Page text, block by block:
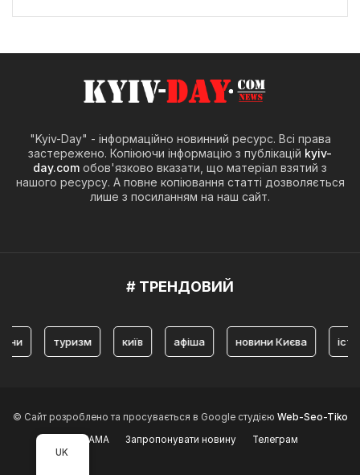
"Kyiv-Day" - інформаційно новинний ресурс. Всі права
застережено. Копіюючи інформацію з публікацій kyiv-
day.com обов'язково вказати, що матеріал взятий з
нашого ресурсу. А повне копіювання статті дозволяється
лише з посиланням на наш сайт.
# ТРЕНДОВИЙ
туризм афіша новини Києва історія
© Сайт розроблено та просувається в Google студією Web-Seo-Tiko
РЕКЛАМА
Запропонувати новину
Телеграм
UK